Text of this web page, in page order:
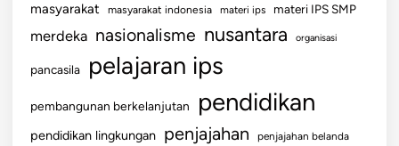
masyarakat masyarakat indonesia materi ips materi IPS SMP
merdeka nasionalisme nusantara organisasi
pancasila pelajaran ips
pembangunan berkelanjutan pendidikan
pendidikan lingkungan penjajahan penjajahan belanda